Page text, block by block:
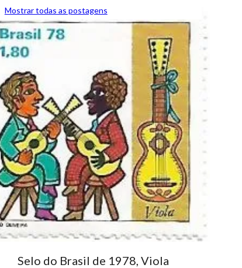
Mostrar todas as postagens
Selo do Brasil de 1978, Viola